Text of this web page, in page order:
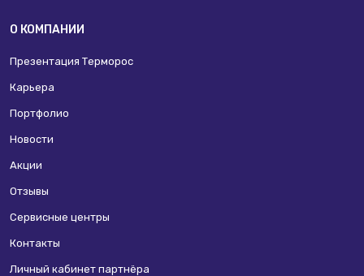
О КОМПАНИИ
Презентация Терморос
Карьера
Портфолио
Новости
Акции
Отзывы
Сервисные центры
Контакты
Личный кабинет партнёра